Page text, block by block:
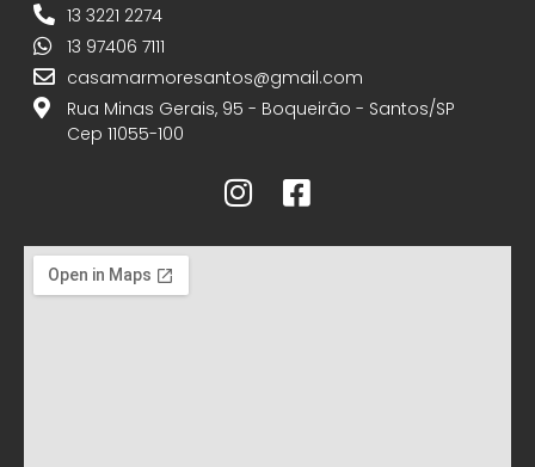
13 3221 2274
13 97406 7111
casamarmoresantos@gmail.com
Rua Minas Gerais, 95 - Boqueirão - Santos/SP
Cep 11055-100